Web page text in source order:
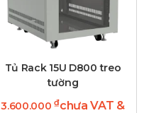
Tủ Rack 15U D800 treo
tường
3.600.000₫chưa VAT &